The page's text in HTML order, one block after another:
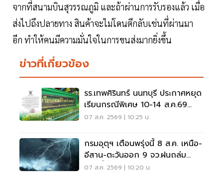
จากที่สนามบินสุวรรณภูมิ และถ้าผ่านการรับรองแล้ว เมื่อ
ส่งไปถึงปลายทาง สินค้าจะไม่โดนตีกลับเช่นที่ผ่านมา
อีก ทำให้คนมีความมั่นใจในการขนส่งมากยิ่งขึ้น
ข่าวที่เกี่ยวข้อง
รร.เทพศิรินทร์ นนทบุรี ประกาศหยุด
เรียนกรณีพิเศษ 10-14 ส.ค.69
หลังเหตุกราดยิง
07 ส.ค. 2569 | 10:25 น.
กรมอุตุฯ เตือนพรุ่งนี้ 8 ส.ค. เหนือ-
อีสาน-ตะวันออก 9 จว.ฝนถล่ม
ระวังน้ำท่วมฉับพลัน
07 ส.ค. 2569 | 10:20 น.